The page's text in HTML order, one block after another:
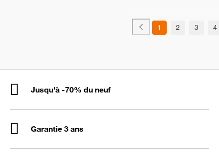
1 2 3 4
Jusqu'à -70% du neuf
Garantie 3 ans